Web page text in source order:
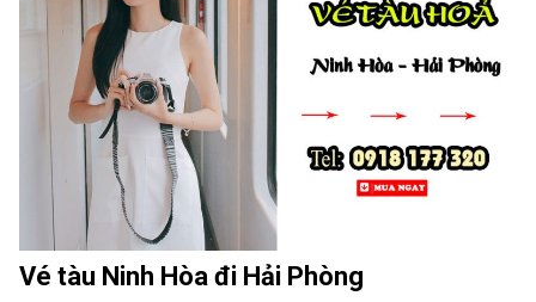
Vé tàu Ninh Hòa đi Hải Phòng